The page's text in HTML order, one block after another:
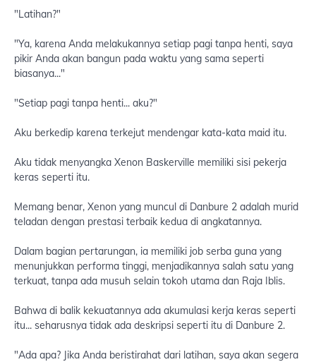
"Latihan?"
"Ya, karena Anda melakukannya setiap pagi tanpa henti, saya
pikir Anda akan bangun pada waktu yang sama seperti
biasanya..."
"Setiap pagi tanpa henti... aku?"
Aku berkedip karena terkejut mendengar kata-kata maid itu.
Aku tidak menyangka Xenon Baskerville memiliki sisi pekerja
keras seperti itu.
Memang benar, Xenon yang muncul di Danbure 2 adalah murid
teladan dengan prestasi terbaik kedua di angkatannya.
Dalam bagian pertarungan, ia memiliki job serba guna yang
menunjukkan performa tinggi, menjadikannya salah satu yang
terkuat, tanpa ada musuh selain tokoh utama dan Raja Iblis.
Bahwa di balik kekuatannya ada akumulasi kerja keras seperti
itu... seharusnya tidak ada deskripsi seperti itu di Danbure 2.
"Ada apa? Jika Anda beristirahat dari latihan, saya akan segera